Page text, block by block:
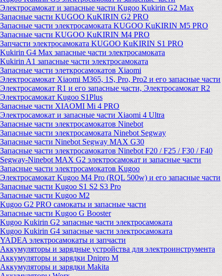
Электросамокат и запасные части Kugoo Kukirin G2 Max
Запасные части KUGOO KuKIRIN G2 PRO
Запасные части электросамоката KUGOO KuKIRIN M5 PRO
Запасные части KUGOO KuKIRIN M4 PRO
Запчасти электросамоката KUGOO KuKIRIN S1 PRO
Kukirin G4 Max запасные части электросамоката
Kukirin A1 запасные части электросамоката
Запасные части элеткросамокатов Xiaomi
Электросамокат Xiaomi M365, 1S, Pro, Pro2 и его запасные части
Электросамокат R1 и его запасные части, Электросамокат R2
Электросамокат Kugoo S1Plus
Запасные части XIAOMI Mi 4 PRO
Электросамокат и запасные части Xiaomi 4 Ultra
Запасные части электросамокатов Ninebot
Запасные части электросамоката Ninebot Segway
Запасные части Ninebot Segway MAX G30
Запасные части электросамокатов Ninebot F20 / F25 / F30 / F40
Segway-Ninebot MAX G2 электросамокат и запасные части
Запасные части электросамокатов Kugoo
Электросамокат Kugoo M4 Pro (RQL 500w) и его запасные части
Запасные части Kugoo S1 S2 S3 Pro
Запасные части Kugoo M2
Kugoo G2 PRO самокаты и запасные части
Запасные части Kugoo G Booster
Kugoo Kukirin G2 запасные части электросамоката
Kugoo Kukirin G4 запасные части электросамоката
YADEA электросамокаты и запчасти
Аккумуляторы и зарядные устройства для электроинструмента
Аккумуляторы и зарядки Dnipro M
Аккумуляторы и зарядки Makita